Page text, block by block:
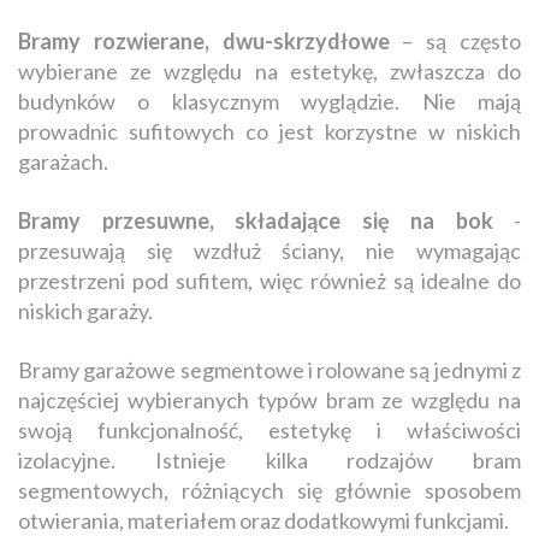
Bramy rozwierane, dwu-skrzydłowe– są często
wybierane ze względu na estetykę, zwłaszcza do
budynków o klasycznym wyglądzie. Nie mają
prowadnic sufitowych co jest korzystne w niskich
garażach.
Bramy przesuwne, składające się na bok -
przesuwają się wzdłuż ściany, nie wymagając
przestrzeni pod sufitem, więc również są idealne do
niskich garaży.
Bramy garażowe segmentowe i rolowane są jednymi z
najczęściej wybieranych typów bram ze względu na
swoją funkcjonalność, estetykę i właściwości
izolacyjne. Istnieje kilka rodzajów bram
segmentowych, różniących się głównie sposobem
otwierania, materiałem oraz dodatkowymi funkcjami.